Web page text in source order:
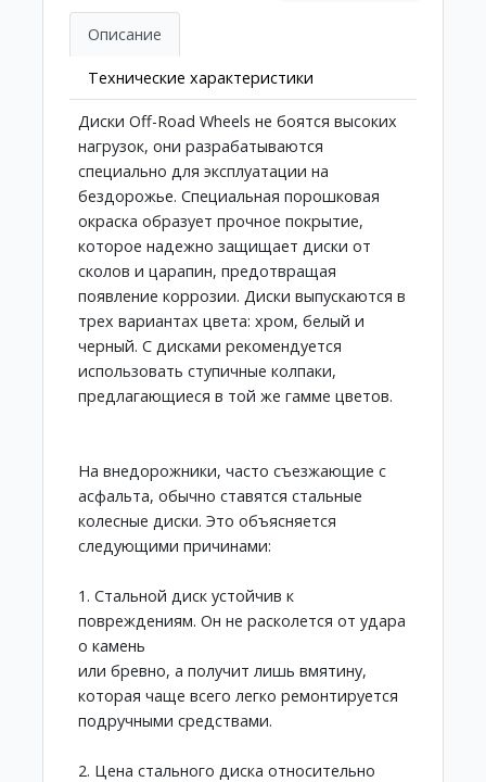
Описание
Технические характеристики
Диски Off-Road Wheels не боятся высоких
нагрузок, они разрабатываются
специально для эксплуатации на
бездорожье. Специальная порошковая
окраска образует прочное покрытие,
которое надежно защищает диски от
сколов и царапин, предотвращая
появление коррозии. Диски выпускаются в
трех вариантах цвета: хром, белый и
черный. С дисками рекомендуется
использовать ступичные колпаки,
предлагающиеся в той же гамме цветов.
На внедорожники, часто съезжающие с
асфальта, обычно ставятся стальные
колесные диски. Это объясняется
следующими причинами:
1. Стальной диск устойчив к
повреждениям. Он не расколется от удара
о камень
или бревно, а получит лишь вмятину,
которая чаще всего легко ремонтируется
подручными средствами.
2. Цена стального диска относительно